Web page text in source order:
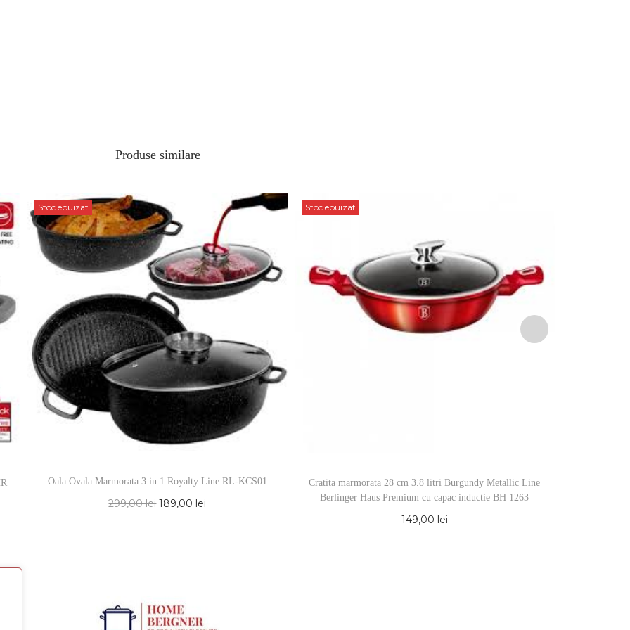
Produse similare
Stoc epuizat
Oala Ovala Marmorata 3 in 1 Royalty Line RL-KCS01
299,00lei 189,00 lei
Stoc epuizat
Cratita marmorata 28 cm 3.8 litri Burgundy Metallic Line
Berlinger Haus Premium cu capac inductie BH 1263
149,00 lei